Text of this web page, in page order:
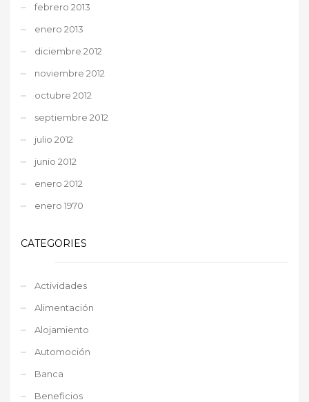
febrero 2013
enero 2013
diciembre 2012
noviembre 2012
octubre 2012
septiembre 2012
julio 2012
junio 2012
enero 2012
enero 1970
CATEGORIES
Actividades
Alimentación
Alojamiento
Automoción
Banca
Beneficios